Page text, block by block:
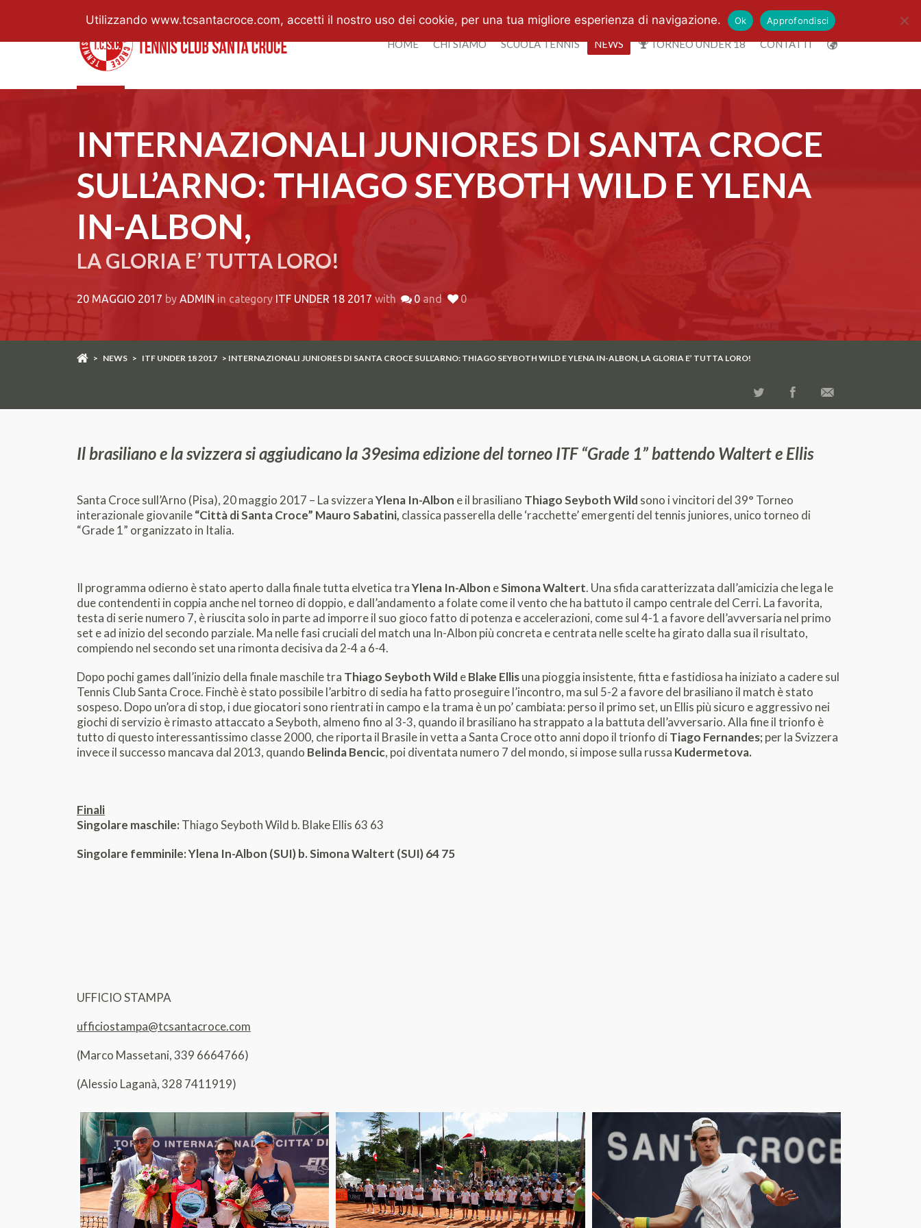
HOME CHI SIAMO SCUOLA TENNIS NEWS TORNEO UNDER 18 CONTATTI
INTERNAZIONALI JUNIORES DI SANTA CROCE
SULL’ARNO: THIAGO SEYBOTH WILD E YLENA
IN-ALBON,
LA GLORIA E’ TUTTA LORO!
20 MAGGIO 2017 by ADMIN in category ITF UNDER 18 2017 with 0 and 0
> NEWS > ITF UNDER 18 2017 > INTERNAZIONALI JUNIORES DI SANTA CROCE SULL’ARNO: THIAGO SEYBOTH WILD E YLENA IN-ALBON, LA GLORIA E’ TUTTA LORO!
Il brasiliano e la svizzera si aggiudicano la 39esima edizione del torneo ITF “Grade 1” battendo Waltert e Ellis
Santa Croce sull’Arno (Pisa), 20 maggio 2017 – La svizzeraYlena In-Albon e il brasiliano Thiago Seyboth Wild sono i vincitori del 39° Torneo
interazionale giovanile“Città di Santa Croce” Mauro Sabatini, classica passerella delle ‘racchette’ emergenti del tennis juniores, unico torneo di
“Grade 1” organizzato in Italia.
Il programma odierno è stato aperto dalla finale tutta elvetica traYlena In-Albon eSimona Waltert. Una sfida caratterizzata dall’amicizia che lega le
due contendenti in coppia anche nel torneo di doppio, e dall’andamento a folate come il vento che ha battuto il campo centrale del Cerri. La favorita,
testa di serie numero 7, è riuscita solo in parte ad imporre il suo gioco fatto di potenza e accelerazioni, come sul 4-1 a favore dell’avversaria nel primo
set e ad inizio del secondo parziale. Ma nelle fasi cruciali del match una In-Albon più concreta e centrata nelle scelte ha girato dalla sua il risultato,
compiendo nel secondo set una rimonta decisiva da 2-4 a 6-4.
Dopo pochi games dall’inizio della finale maschile tra Thiago Seyboth Wild eBlake Ellisuna pioggia insistente, fitta e fastidiosa ha iniziato a cadere sul
Tennis Club Santa Croce. Finchè è stato possibile l’arbitro di sedia ha fatto proseguire l’incontro, ma sul 5-2 a favore del brasiliano il match è stato
sospeso. Dopo un’ora di stop, i due giocatori sono rientrati in campo e la trama è un po’ cambiata: perso il primo set, un Ellis più sicuro e aggressivo nei
giochi di servizio è rimasto attaccato a Seyboth, almeno fino al 3-3, quando il brasiliano ha strappato a la battuta dell’avversario. Alla fine il trionfo è
tutto di questo interessantissimo classe 2000, che riporta il Brasile in vetta a Santa Croce otto anni dopo il trionfo diTiago Fernandes;per la Svizzera
invece il successo mancava dal 2013, quando Belinda Bencic, poi diventata numero 7 del mondo, si impose sulla russa Kudermetova.
Finali
Singolare maschile:Thiago Seyboth Wild b. Blake Ellis 63 63
Singolare femminile: Ylena In-Albon (SUI) b. Simona Waltert (SUI) 64 75
UFFICIO STAMPA
ufficiostampa@tcsantacroce.com
(Marco Massetani, 339 6664766)
(Alessio Laganà, 328 7411919)
Utilizzando www.tcsantacroce.com, accetti il nostro uso dei cookie, per una tua migliore esperienza di navigazione. Ok Approfondisci